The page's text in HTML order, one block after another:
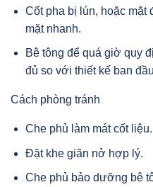
Cốt pha bị lún, hoặc
mặt nhanh.
Bê tông để quá giờ quy
đủ so với thiết kế ban
Cách phòng tránh
Che phủ làm mát cốt liệu.
Đặt khe giãn nở hợp lý.
Che phủ bảo dưỡng bê